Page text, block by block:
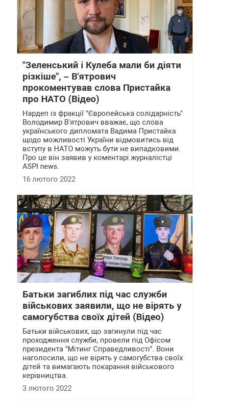
"Зеленський і Кулеба мали би діяти
різкіше", – В'ятрович
прокоментував слова Пристайка
про НАТО (Відео)
Нардеп із фракції "Європейська солідарність"
Володимир В'ятрович вважає, що слова
українського дипломата Вадима Пристайка
щодо можливості України відмовитись від
вступу в НАТО можуть бути не випадковими.
Про це він заявив у коментарі журналістці
ASPI news.
16 лютого 2022
Батьки загиблих під час служби
військових заявили, що не вірять у
самогубства своїх дітей (Відео)
Батьки військових, що загинули під час
проходження служби, провели під Офісом
президента "Мітинг Справедливості". Вони
наголосили, що не вірять у самогубства своїх
дітей та вимагають покарання військового
керівництва.
3 лютого 2022